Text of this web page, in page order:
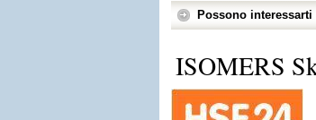
Possono
ISOMERS